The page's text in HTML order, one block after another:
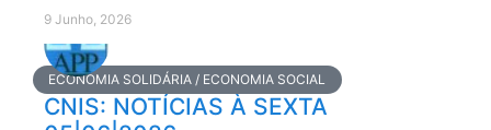
9 Junho, 2026
ECONOMIA SOLIDÁRIA / ECONOMIA SOCIAL
CNIS: NOTÍCIAS À SEXTA